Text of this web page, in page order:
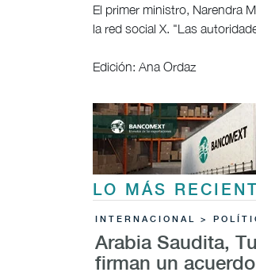
El primer ministro, Narendra
la red social X. "Las
Edición: Ana Ordaz
LO MÁS
INTERNACIONAL >
Arabia Saudita,
firman un